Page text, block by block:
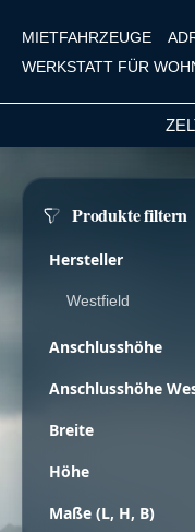
MIETFAHRZEUGE
WERKSTATT FÜR
Produkte filtern
Hersteller
Westfield
Anschlusshöhe
Anschlusshöhe
Breite
Höhe
Maße (L, H, B)